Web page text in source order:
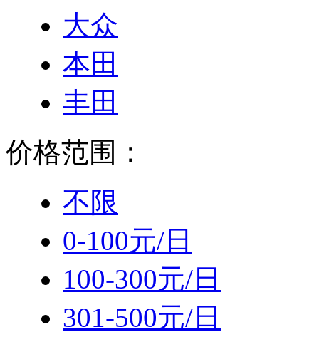
大众
本田
丰田
价格范围：
不限
0-100元/日
100-300元/日
301-500元/日